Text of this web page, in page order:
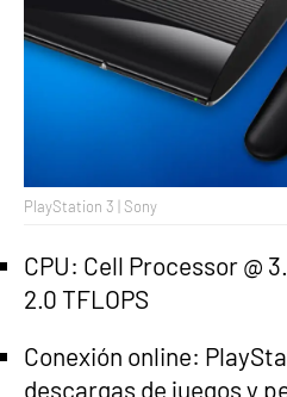
PlayStation 3 | Sony
CPU: Cell Processor @
2.0 TFLOPS
Conexión online:
descargas de juegos y